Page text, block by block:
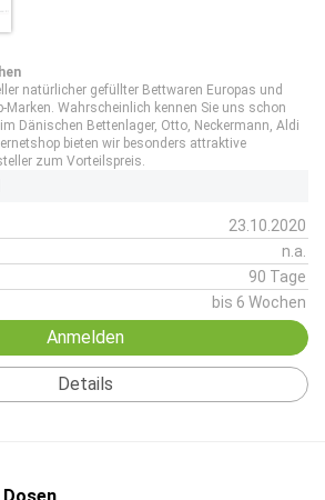
natürlicher gefüllter Bettwaren Europas und
Marken. Wahrscheinlich kennen Sie uns schon
Dänischen Bettenlager, Otto, Neckermann, Aldi
bieten wir besonders attraktive
zum Vorteilspreis.
23.10.2020
n.a.
90 Tage
bis 6 Wochen
Anmelden
Details